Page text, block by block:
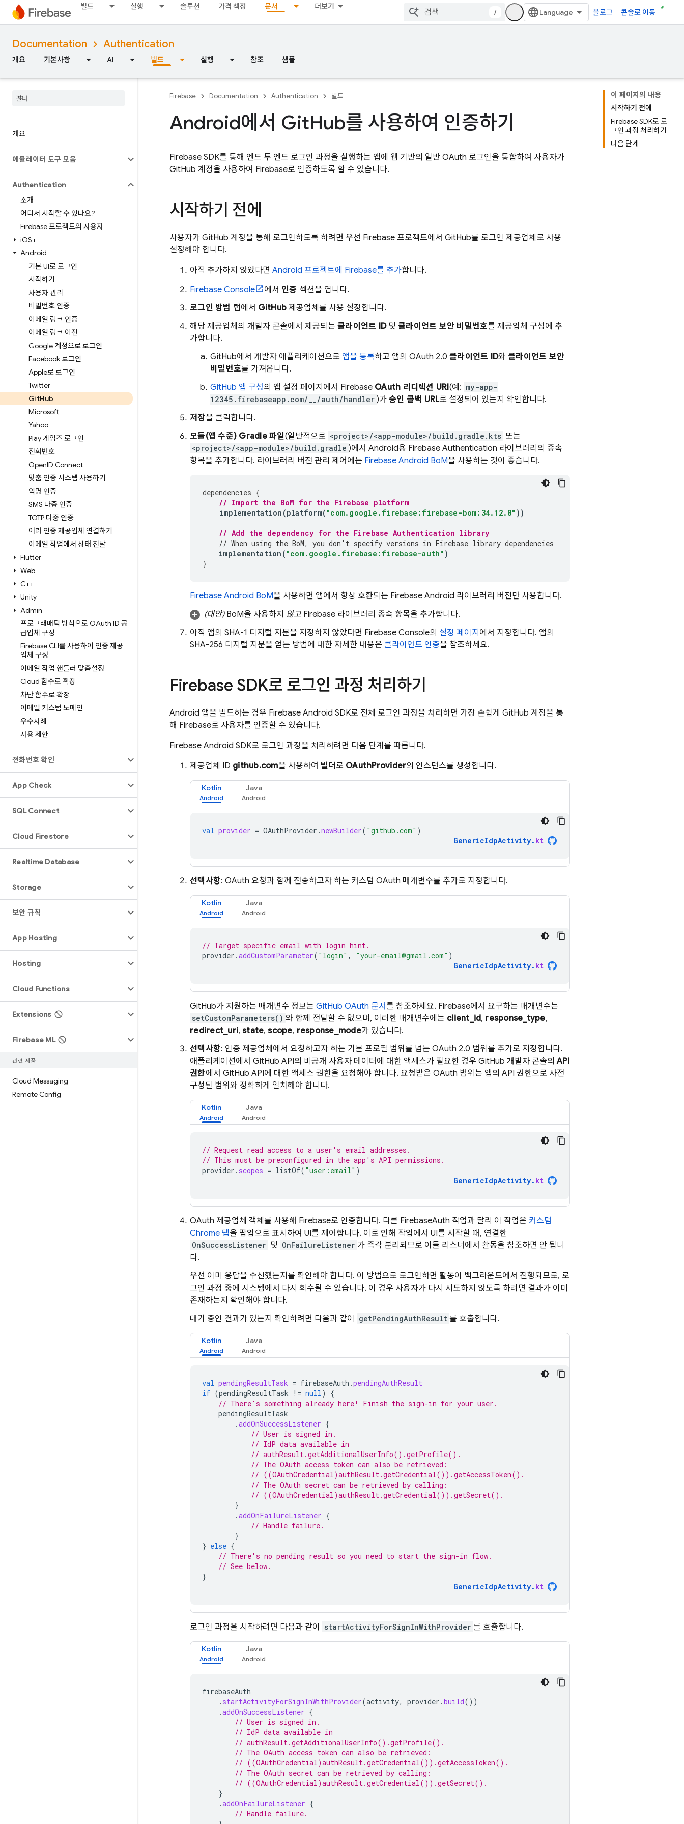
빌드 실행 솔루션 가격 책정 문서 더보기
/ 블로그 콘솔로 이동
Documentation Authentication
개요 기본사항 AI 빌드 실행 참조 샘플
개요
에뮬레이터 도구 모음
Authentication
소개
어디서 시작할 수 있나요?
Firebase 프로젝트의 사용자
iOS+
Android
기본 UI로 로그인
시작하기
사용자 관리
비밀번호 인증
이메일 링크 인증
이메일 링크 이전
Google 계정으로 로그인
Facebook 로그인
Apple로 로그인
Twitter
GitHub
Microsoft
Yahoo
Play 게임즈 로그인
전화번호
OpenID Connect
맞춤 인증 시스템 사용하기
익명 인증
SMS 다중 인증
TOTP 다중 인증
여러 인증 제공업체 연결하기
이메일 작업에서 상태 전달
Flutter
Web
C++
Unity
Admin
프로그래매틱 방식으로 OAuth ID 공
급업체 구성
Firebase CLI를 사용하여 인증 제공
업체 구성
이메일 작업 핸들러 맞춤설정
Cloud 함수로 확장
차단 함수로 확장
이메일 커스텀 도메인
우수사례
사용 제한
전화번호 확인
App Check
SQL Connect
Cloud Firestore
Realtime Database
Storage
보안 규칙
App Hosting
Hosting
Cloud Functions
Extensions
Firebase ML
관련 제품
Cloud Messaging
Remote Config
이 페이지의 내용
시작하기 전에
Firebase SDK로 로
그인 과정 처리하기
다음 단계
Firebase Documentation Authentication 빌드
Android에서 GitHub를 사용하여 인증하기
Firebase SDK를 통해 엔드 투 엔드 로그인 과정을 실행하는 앱에 웹 기반의 일반 OAuth 로그인을 통합하여 사용자가
GitHub 계정을 사용하여 Firebase로 인증하도록 할 수 있습니다.
시작하기 전에
사용자가 GitHub 계정을 통해 로그인하도록 하려면 우선 Firebase 프로젝트에서 GitHub를 로그인 제공업체로 사용
설정해야 합니다.
아직 추가하지 않았다면 Android 프로젝트에 Firebase를 추가합니다.
Firebase Console 에서 인증 섹션을 엽니다.
로그인 방법 탭에서 GitHub 제공업체를 사용 설정합니다.
해당 제공업체의 개발자 콘솔에서 제공되는 클라이언트 ID및 클라이언트 보안 비밀번호를 제공업체 구성에 추
가합니다.
GitHub에서 개발자 애플리케이션으로 앱을 등록하고 앱의 OAuth 2.0 클라이언트 ID와 클라이언트 보안
비밀번호를 가져옵니다.
GitHub 앱 구성의 앱 설정 페이지에서 Firebase OAuth 리디렉션 URI(예: my-app-
12345.firebaseapp.com/__/auth/handler )가 승인 콜백 URL로 설정되어 있는지 확인합니다.
저장을 클릭합니다.
모듈(앱 수준) Gradle 파일(일반적으로 <project>/<app-module>/build.gradle.kts 또는
<project>/<app-module>/build.gradle )에서 Android용 Firebase Authentication 라이브러리의 종속
항목을 추가합니다. 라이브러리 버전 관리 제어에는 Firebase Android BoM을 사용하는 것이 좋습니다.
dependencies {
// Import the BoM for the Firebase platform
implementation (platform( "com.google.firebase:firebase-bom:34.12.0" ))
// Add the dependency for the Firebase Authentication library
// When using the BoM, you don't specify versions in Firebase library dependencies
implementation ( "com.google.firebase:firebase-auth" )
}
Firebase Android BoM을 사용하면 앱에서 항상 호환되는 Firebase Android 라이브러리 버전만 사용합니다.
(대안) BoM을 사용하지 않고Firebase 라이브러리 종속 항목을 추가합니다.
아직 앱의 SHA-1 디지털 지문을 지정하지 않았다면 Firebase Console의 설정 페이지 에서 지정합니다. 앱의
SHA-256 디지털 지문을 얻는 방법에 대한 자세한 내용은 클라이언트 인증을 참조하세요.
Firebase SDK로 로그인 과정 처리하기
Android 앱을 빌드하는 경우 Firebase Android SDK로 전체 로그인 과정을 처리하면 가장 손쉽게 GitHub 계정을 통
해 Firebase로 사용자를 인증할 수 있습니다.
Firebase Android SDK로 로그인 과정을 처리하려면 다음 단계를 따릅니다.
제공업체 ID github.com을 사용하여 빌더 로 OAuthProvider의 인스턴스를 생성합니다.
Kotlin Java
val provider = OAuthProvider .newBuilder( "github.com" )
GenericIdpActivity. kt
선택사항: OAuth 요청과 함께 전송하고자 하는 커스텀 OAuth 매개변수를 추가로 지정합니다.
Kotlin Java
// Target specific email with login hint.
provider .addCustomParameter( "login" , "your-email@gmail.com" )
GenericIdpActivity. kt
GitHub가 지원하는 매개변수 정보는 GitHub OAuth 문서를 참조하세요. Firebase에서 요구하는 매개변수는
setCustomParameters() 와 함께 전달할 수 없으며, 이러한 매개변수에는 client_id, response_type,
redirect_uri, state,scope, response_mode가 있습니다.
선택사항: 인증 제공업체에서 요청하고자 하는 기본 프로필 범위를 넘는 OAuth 2.0 범위를 추가로 지정합니다.
애플리케이션에서 GitHub API의 비공개 사용자 데이터에 대한 액세스가 필요한 경우 GitHub 개발자 콘솔의API
권한에서 GitHub API에 대한 액세스 권한을 요청해야 합니다. 요청받은 OAuth 범위는 앱의 API 권한으로 사전
구성된 범위와 정확하게 일치해야 합니다.
Kotlin Java
// Request read access to a user's email addresses.
// This must be preconfigured in the app's API permissions.
provider . scopes = listOf( "user:email" )
GenericIdpActivity. kt
OAuth 제공업체 객체를 사용해 Firebase로 인증합니다. 다른 FirebaseAuth 작업과 달리 이 작업은 커스텀
Chrome 탭을 팝업으로 표시하여 UI를 제어합니다. 이로 인해 작업에서 UI를 시작할 때, 연결한
OnSuccessListener 및 OnFailureListener 가 즉각 분리되므로 이들 리스너에서 활동을 참조하면 안 됩니
다.
우선 이미 응답을 수신했는지를 확인해야 합니다. 이 방법으로 로그인하면 활동이 백그라운드에서 진행되므로, 로
그인 과정 중에 시스템에서 다시 회수될 수 있습니다. 이 경우 사용자가 다시 시도하지 않도록 하려면 결과가 이미
존재하는지 확인해야 합니다.
대기 중인 결과가 있는지 확인하려면 다음과 같이
getPendingAuthResult 를 호출합니다.
Kotlin Java
val pendingResultTask = firebaseAuth .pendingAuthResult
if (pendingResultTask != null)
{
// There's something already here! Finish the sign-in for your user.
pendingResultTask
.addOnSuccessListener {
// User is signed in.
// IdP data available in
// authResult.getAdditionalUserInfo().getProfile().
// The OAuth access token can also be retrieved:
// ((OAuthCredential)authResult.getCredential()).getAccessToken().
// The OAuth secret can be retrieved by calling:
// ((OAuthCredential)authResult.getCredential()).getSecret().
}
.addOnFailureListener {
// Handle failure.
}
} else {
// There's no pending result so you need to start the sign-in flow.
// See below.
}
GenericIdpActivity. kt
로그인 과정을 시작하려면 다음과 같이 startActivityForSignInWithProvider 를 호출합니다.
Kotlin Java
firebaseAuth
. startActivityForSignInWithProvider(activity, provider .build())
.addOnSuccessListener {
// User is signed in.
// IdP data available in
// authResult.getAdditionalUserInfo().getProfile().
// The OAuth access token can also be retrieved:
// ((OAuthCredential)authResult.getCredential()).getAccessToken().
// The OAuth secret can be retrieved by calling:
// ((OAuthCredential)authResult.getCredential()).getSecret().
}
.addOnFailureListener {
// Handle failure.